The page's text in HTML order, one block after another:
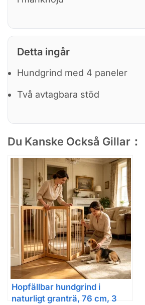
Detta ingår
Hundgrind med 4 paneler
Två avtagbara stöd
Du Kanske Också Gillar：
Hopfällbar hundgrind i
naturligt granträ, 76 cm, 3